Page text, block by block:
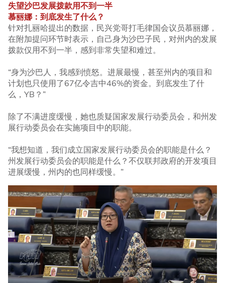
失望沙巴发展拨款用不到一半
慕丽娜：到底发生了什么？
针对扎丽哈提出的数据，民兴党哥打毛律国会议员慕丽娜，
在附加提问环节时表示，自己身为沙巴子民，对州内的发展
拨款仅用不到一半，感到非常失望和难过。
“身为沙巴人，我感到愤怒。进展最慢，甚至州内的项目和
计划也只使用了67亿令吉中46%的资金。到底发生了什
么，YB？”
除了不满进度缓慢，她也质疑国家发展行动委员会，和州发
展行动委员会在实施项目中的职能。
“我想知道，我们成立国家发展行动委员会的职能是什么？
州发展行动委员会的职能是什么？不仅联邦政府的开发项目
进展缓慢，州内的也同样缓慢。”